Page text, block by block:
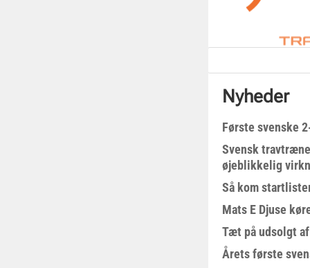
Nyheder
Første svenske
Svensk
øjeblikkelig
Så kom
Mats E Djuse
Tæt på udsolgt
Årets første